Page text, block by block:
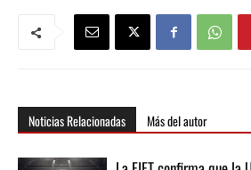
Noticias Relacionadas Más del autor